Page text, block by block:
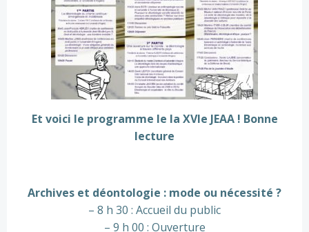
Et voici le programme le la XVIe JEAA ! Bonne
lecture
Archives et déontologie : mode ou nécessité ?
– 8 h 30 : Accueil du public
– 9 h 00 : Ouverture